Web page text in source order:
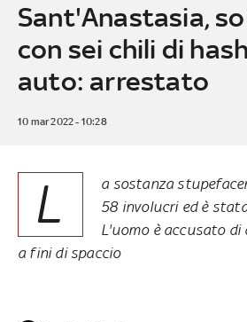
Sant'Anastasia,
con sei chili di
auto: arrestato
10 mar 2022 - 10:28
L
a sostanza
58 involucri ed è
L'uomo è accusato di
a fini di spaccio